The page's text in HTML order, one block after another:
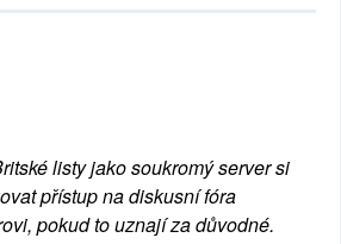
listy jako soukromý server si
přístup na diskusní fóra
pokud to uznají za důvodné.